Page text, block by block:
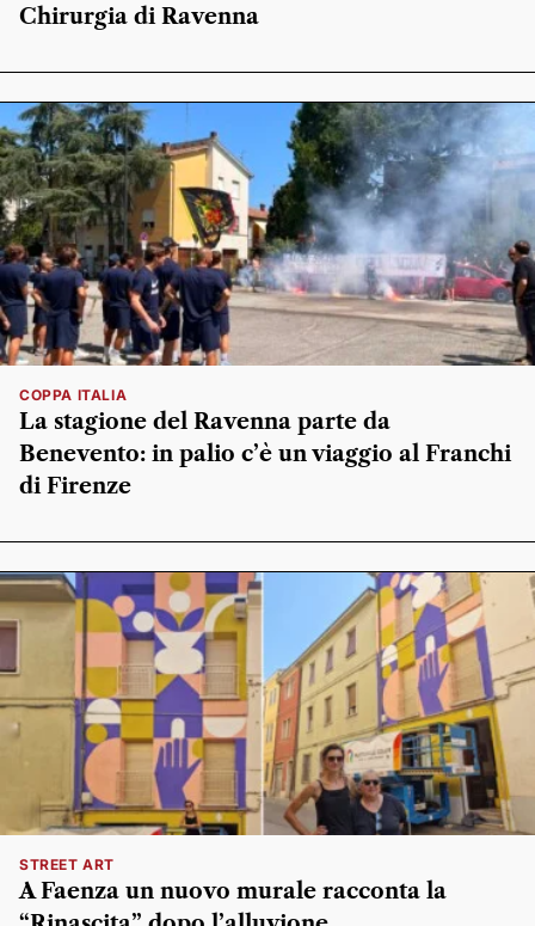
Chirurgia di Ravenna
COPPA ITALIA
La stagione del Ravenna parte da
Benevento: in palio c’è un viaggio al Franchi
di Firenze
STREET ART
A Faenza un nuovo murale racconta la